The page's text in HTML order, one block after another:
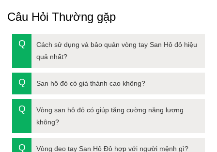
Câu Hỏi Thường gặp
Cách sử dụng và bảo quản vòng tay San Hô đỏ hiệu
quả nhất?
San hô đỏ có giá thành cao không?
Vòng san hô đỏ có giúp tăng cường năng lượng
không?
Vòng đeo tay San Hô Đỏ hợp với người mệnh gì?